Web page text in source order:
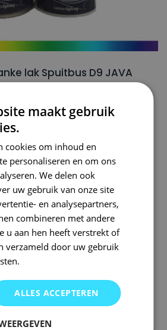
lak Spuitbus D9 JAVA
maakt gebruik
cookies om inhoud en
personaliseren en om ons
We delen ook
uw gebruik van onze site
en analysepartners,
combineren met andere
u aan hen heeft verstrekt of
verzameld door uw gebruik
ALLES ACCEPTEREN